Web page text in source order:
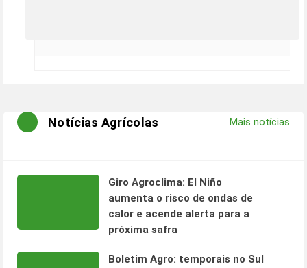
Notícias Agrícolas Mais notícias
Giro Agroclima: El Niño
aumenta o risco de ondas de
calor e acende alerta para a
próxima safra
Boletim Agro: temporais no Sul